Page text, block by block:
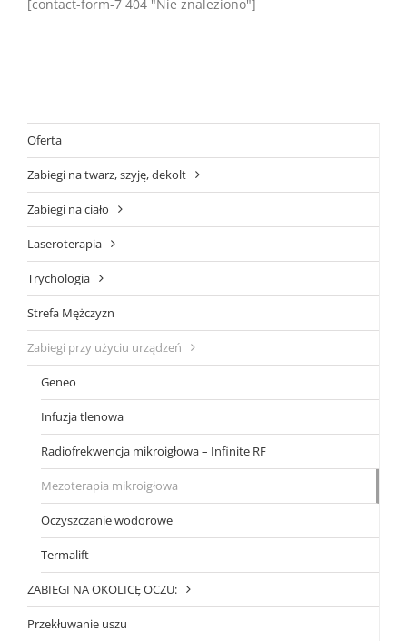
[contact-form-7 404 "Nie znaleziono"]
Oferta
Zabiegi na twarz, szyję, dekolt
Zabiegi na ciało
Laseroterapia
Trychologia
Strefa Mężczyzn
Zabiegi przy użyciu urządzeń
Geneo
Infuzja tlenowa
Radiofrekwencja mikroigłowa – Infinite RF
Mezoterapia mikroigłowa
Oczyszczanie wodorowe
Termalift
ZABIEGI NA OKOLICĘ OCZU:
Przekłuwanie uszu